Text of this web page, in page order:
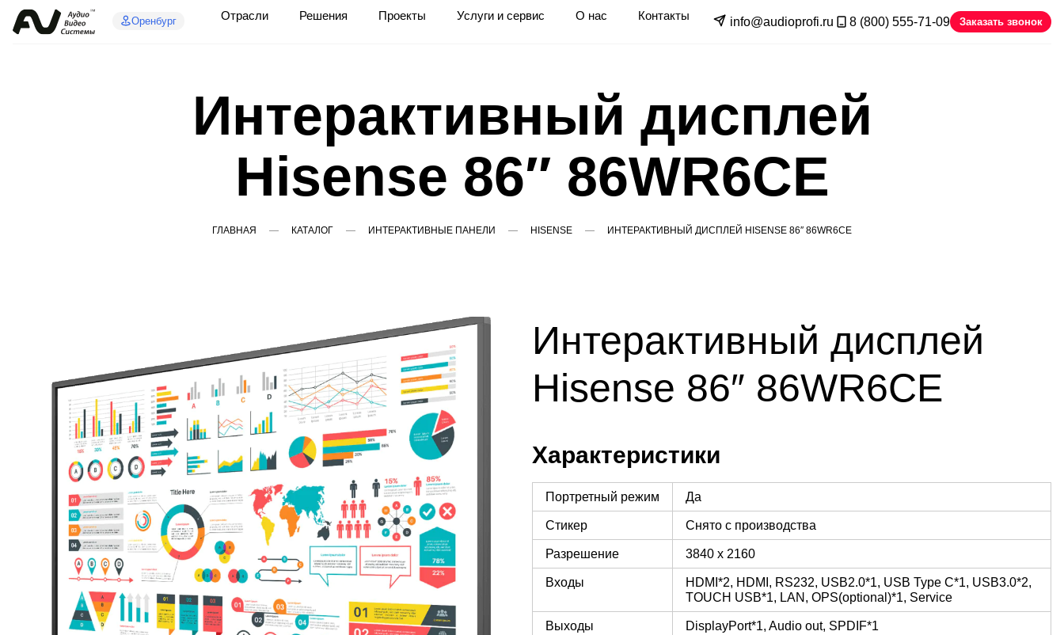
Оренбург Отрасли Решения Проекты Услуги и сервис О нас Контакты info@audioprofi.ru 8 (800) 555-71-09 Заказать звонок
Интерактивный дисплей
Hisense 86″ 86WR6CE
ГЛАВНАЯ КАТАЛОГ ИНТЕРАКТИВНЫЕ ПАНЕЛИ HISENSE ИНТЕРАКТИВНЫЙ ДИСПЛЕЙ HISENSE 86″ 86WR6CE
Интерактивный дисплей
Hisense 86″ 86WR6CE
Характеристики
Портретный режим Да
Стикер Снято с производства
Разрешение 3840 x 2160
Входы
HDMI*2, HDMI, RS232, USB2.0*1, USB Type C*1, USB3.0*2,
TOUCH USB*1, LAN, OPS(optional)*1, Service
Выходы DisplayPort*1, Audio out, SPDIF*1